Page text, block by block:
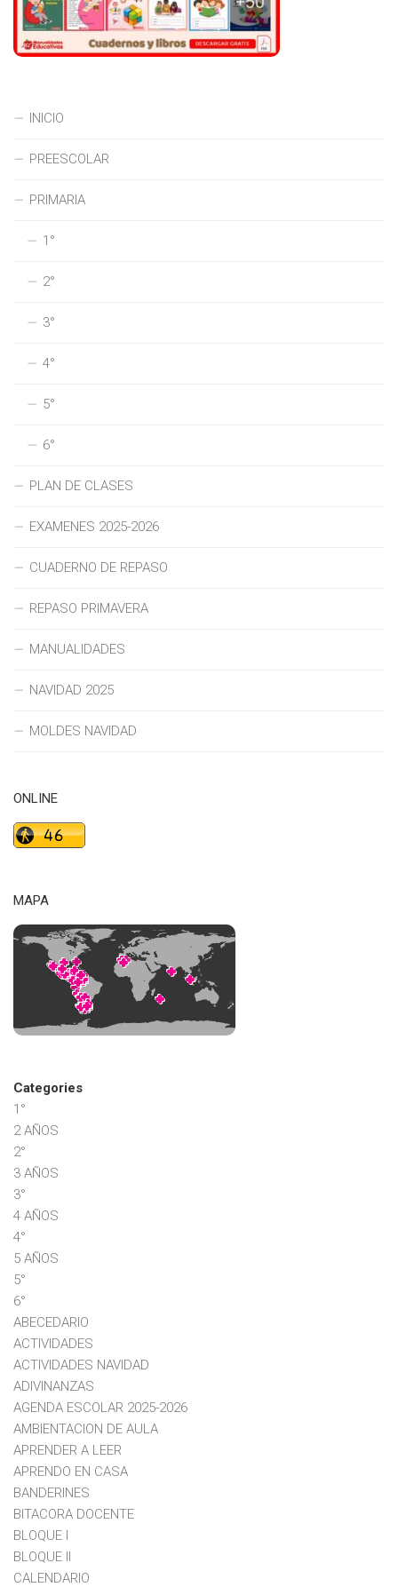
INICIO
PREESCOLAR
PRIMARIA
1°
2°
3°
4°
5°
6°
PLAN DE CLASES
EXAMENES 2025-2026
CUADERNO DE REPASO
REPASO PRIMAVERA
MANUALIDADES
NAVIDAD 2025
MOLDES NAVIDAD
ONLINE
MAPA
Categories
1°
2 AÑOS
2°
3 AÑOS
3°
4 AÑOS
4°
5 AÑOS
5°
6°
ABECEDARIO
ACTIVIDADES
ACTIVIDADES NAVIDAD
ADIVINANZAS
AGENDA ESCOLAR 2025-2026
AMBIENTACION DE AULA
APRENDER A LEER
APRENDO EN CASA
BANDERINES
BITACORA DOCENTE
BLOQUE I
BLOQUE II
CALENDARIO